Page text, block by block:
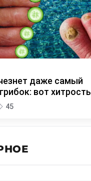
даже самый
вот хитрость
45